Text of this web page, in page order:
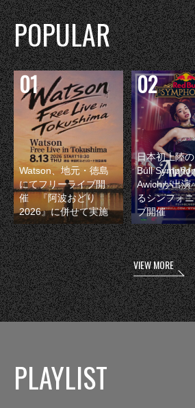
POPULAR
Watson、地元・徳島
にてフリーライブ開
催 『阿波おどり
2026』に併せて実施
日本初上陸
Bull
Awichが出
るシンフォ
ブ開催
VIEW MORE
PLAYLIST